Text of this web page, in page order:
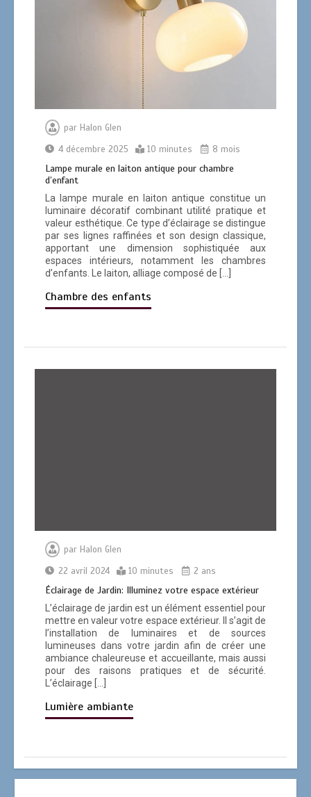
par Halon Glen
4 décembre 2025
10 minutes 8 mois
Lampe murale en laiton antique pour chambre
d’enfant
La lampe murale en laiton antique constitue un
luminaire décoratif combinant utilité pratique et
valeur esthétique. Ce type d’éclairage se distingue
par ses lignes raffinées et son design classique,
apportant une dimension sophistiquée aux
espaces intérieurs, notamment les chambres
d’enfants. Le laiton, alliage composé de […]
Chambre des enfants
par Halon Glen
22 avril 2024
10 minutes 2 ans
Éclairage de Jardin: Illuminez votre espace extérieur
L’éclairage de jardin est un élément essentiel pour
mettre en valeur votre espace extérieur. Il s’agit de
l’installation de luminaires et de sources
lumineuses dans votre jardin afin de créer une
ambiance chaleureuse et accueillante, mais aussi
pour des raisons pratiques et de sécurité.
L’éclairage […]
Lumière ambiante